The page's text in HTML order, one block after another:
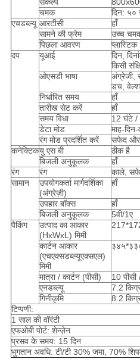
संकल्प
चमक
दिन: ५०
एचडब्ल्यू आरटीसी
हाँ
सामने की फ्रेम
उच्च
पिछला आवरण
प्लास्टिक
दप
यूआई
दिन,
किसी
ओएसडी भाषा
अंग्रेजी,
डच,
निर्धारित समय
हाँ
तारीख सेट करें
हाँ
समय विधा
12 घंटे /
डेटा मोड
माह-दिन-
रंग मोड प्रदर्शित करें
सफेद और
कनेक्टिकयु एस बी
ठीक है
बिजली अनुकूलक
हाँ
रंग
रंग
काले,
सामान
उपयोगकर्ता मार्गदर्शिका
(अंग्रेज़ी)
हाँ
उपहार बॉक्स
हाँ
बिजली अनुकूलक
5वी/1ए
पैकिंग
उत्पाद का आकार
(HxWxL) मिमी
कार्टन आकार
(एचएक्सडब्ल्यूएक्सएल)
मिमी
मात्रा / कार्टन (पीसी)
10 पीसी
एनडब्ल्यू
7.2
गिनीकृमि
8.2
टिप्पणी:
1 साल की वॉरंटी
एफओबी पोर्ट: शेन्ज़ेन
प्रसव के समय: 15 दिन
भुगतान अवधि: टी/टी 30% जमा, 70%